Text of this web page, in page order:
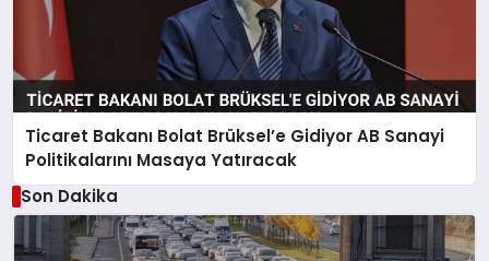
Ticaret Bakanı Bolat Brüksel’e Gidiyor AB Sanayi
Politikalarını Masaya Yatıracak
Son Dakika